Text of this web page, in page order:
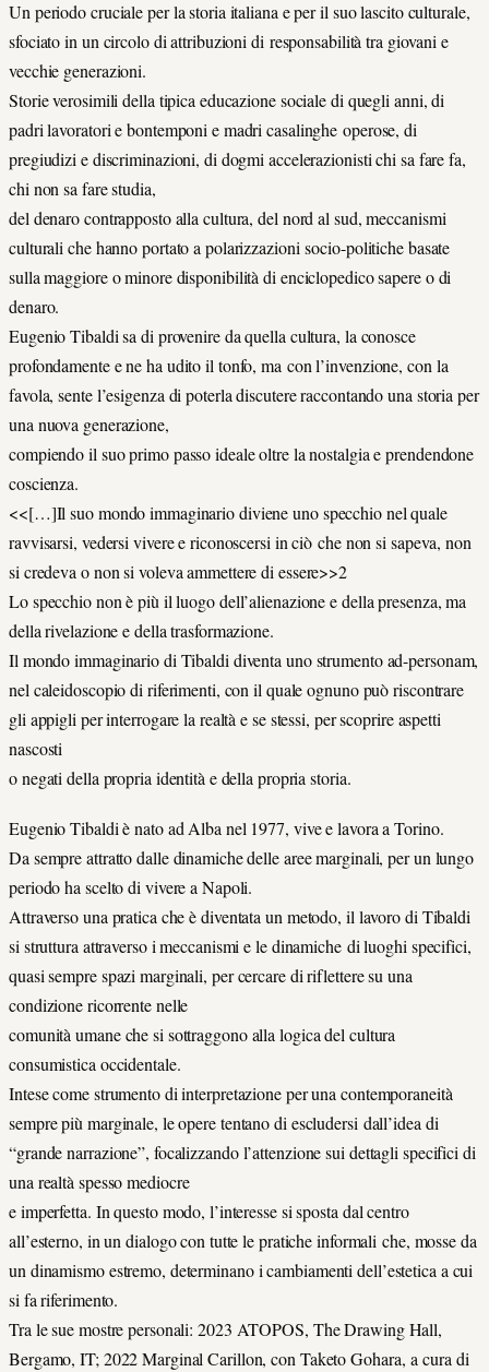
Un periodo cruciale per la storia italiana e per il suo lascito culturale,
sfociato in un circolo di attribuzioni di responsabilità tra giovani e
vecchie generazioni.
Storie verosimili della tipica educazione sociale di quegli anni, di
padri lavoratori e bontemponi e madri casalinghe operose, di
pregiudizi e discriminazioni, di dogmi accelerazionisti chi sa fare fa,
chi non sa fare studia,
del denaro contrapposto alla cultura, del nord al sud, meccanismi
culturali che hanno portato a polarizzazioni socio-politiche basate
sulla maggiore o minore disponibilità di enciclopedico sapere o di
denaro.
Eugenio Tibaldi sa di provenire da quella cultura, la conosce
profondamente e ne ha udito il tonfo, ma con l’invenzione, con la
favola, sente l’esigenza di poterla discutere raccontando una storia per
una nuova generazione,
compiendo il suo primo passo ideale oltre la nostalgia e prendendone
coscienza.
<<[…]Il suo mondo immaginario diviene uno specchio nel quale
ravvisarsi, vedersi vivere e riconoscersi in ciò che non si sapeva, non
si credeva o non si voleva ammettere di essere>>2
Lo specchio non è più il luogo dell’alienazione e della presenza, ma
della rivelazione e della trasformazione.
Il mondo immaginario di Tibaldi diventa uno strumento ad-personam,
nel caleidoscopio di riferimenti, con il quale ognuno può riscontrare
gli appigli per interrogare la realtà e se stessi, per scoprire aspetti
nascosti
o negati della propria identità e della propria storia.
Eugenio Tibaldi è nato ad Alba nel 1977, vive e lavora a Torino.
Da sempre attratto dalle dinamiche delle aree marginali, per un lungo
periodo ha scelto di vivere a Napoli.
Attraverso una pratica che è diventata un metodo, il lavoro di Tibaldi
si struttura attraverso i meccanismi e le dinamiche di luoghi specifici,
quasi sempre spazi marginali, per cercare di riflettere su una
condizione ricorrente nelle
comunità umane che si sottraggono alla logica del cultura
consumistica occidentale.
Intese come strumento di interpretazione per una contemporaneità
sempre più marginale, le opere tentano di escludersi dall’idea di
“grande narrazione”, focalizzando l’attenzione sui dettagli specifici di
una realtà spesso mediocre
e imperfetta. In questo modo, l’interesse si sposta dal centro
all’esterno, in un dialogo con tutte le pratiche informali che, mosse da
un dinamismo estremo, determinano i cambiamenti dell’estetica a cui
si fa riferimento.
Tra le sue mostre personali: 2023 ATOPOS, The Drawing Hall,
Bergamo, IT; 2022 Marginal Carillon, con Taketo Gohara, a cura di